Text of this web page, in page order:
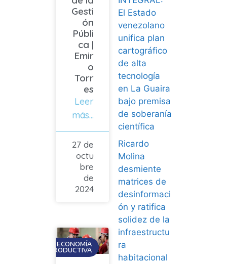
El Estado
venezolano
unifica plan
cartográfico
de alta
tecnología
en La Guaira
bajo premisa
de soberanía
científica
Ricardo
Molina
desmiente
matrices de
desinformaci
ón y ratifica
solidez de la
infraestructu
ra
habitacional
Gesti
ón
Públi
ca |
Emir
o
Torr
es
Leer
más...
27 de
octu
bre
de
2024
ECONOMÍA
PRODUCTIVA